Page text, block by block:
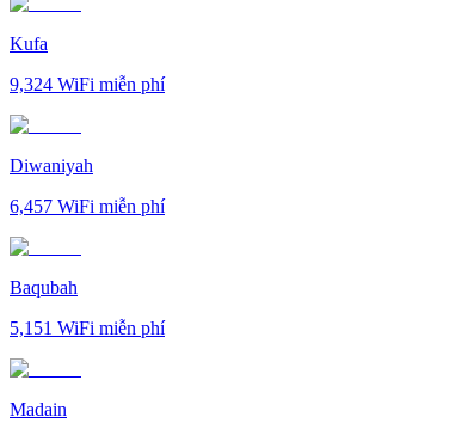
Kufa
9,324 WiFi miễn phí
Diwaniyah
6,457 WiFi miễn phí
Baqubah
5,151 WiFi miễn phí
Madain